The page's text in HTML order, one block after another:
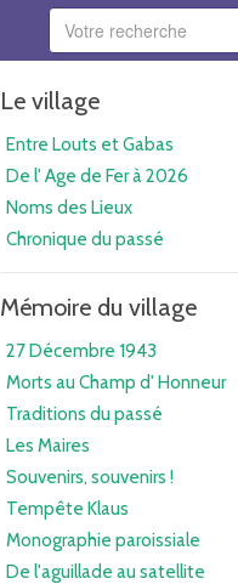
Le village
Entre Louts et Gabas
De l' Age de Fer à 2026
Noms des Lieux
Chronique du passé
Mémoire du village
27 Décembre 1943
Morts au Champ d' Honneur
Traditions du passé
Les Maires
Souvenirs, souvenirs !
Tempête Klaus
Monographie paroissiale
De l'aguillade au satellite